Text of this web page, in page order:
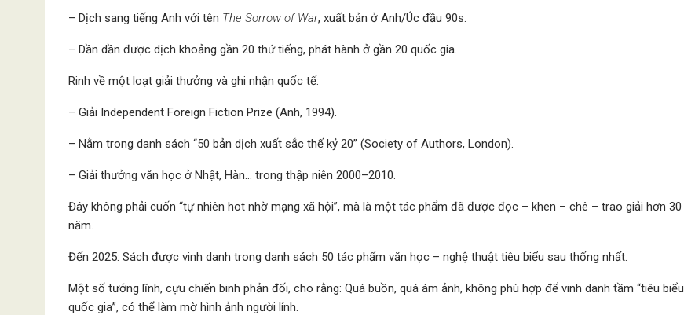
– Dịch sang tiếng Anh với tên The Sorrow of War, xuất bản ở Anh/Úc đầu 90s.
– Dần dần được dịch khoảng gần 20 thứ tiếng, phát hành ở gần 20 quốc gia.
Rinh về một loạt giải thưởng và ghi nhận quốc tế:
– Giải Independent Foreign Fiction Prize (Anh, 1994).
– Nằm trong danh sách “50 bản dịch xuất sắc thế kỷ 20” (Society of Authors, London).
– Giải thưởng văn học ở Nhật, Hàn… trong thập niên 2000–2010.
Đây không phải cuốn “tự nhiên hot nhờ mạng xã hội”, mà là một tác phẩm đã được đọc – khen – chê – trao giải hơn 30
năm.
Đến 2025: Sách được vinh danh trong danh sách 50 tác phẩm văn học – nghệ thuật tiêu biểu sau thống nhất.
Một số tướng lĩnh, cựu chiến binh phản đối, cho rằng: Quá buồn, quá ám ảnh, không phù hợp để vinh danh tầm “tiêu biểu
quốc gia”, có thể làm mờ hình ảnh người lính.